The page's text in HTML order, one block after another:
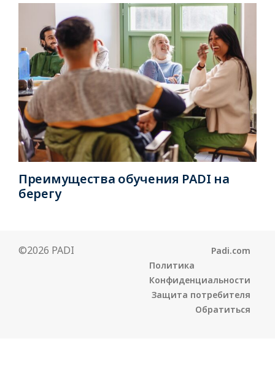
Преимущества обучения PADI на
берегу
©2026 PADI
Padi.com
Политика
Конфиденциальности
Защита потребителя
Обратиться